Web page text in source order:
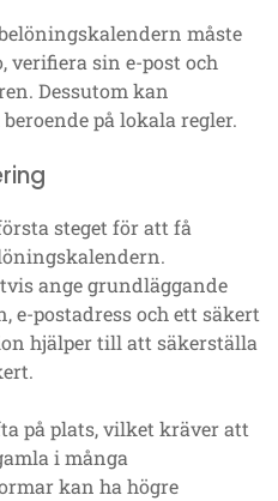
måste
verifiera sin e-post och
Dessutom kan
på lokala regler.
steget för att få
ange grundläggande
postadress och ett säkert
hjälper till att säkerställa
på plats, vilket kräver att
i många
kan ha högre